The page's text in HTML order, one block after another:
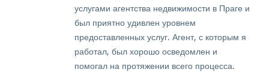
услугами агентства недвижимости в Праге и
был приятно удивлен уровнем
предоставленных услуг. Агент, с которым я
работал, был хорошо осведомлен и
помогал на протяжении всего процесса.